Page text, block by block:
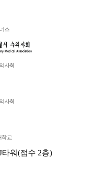
스
사회
사회
학교
워(접수 2층)